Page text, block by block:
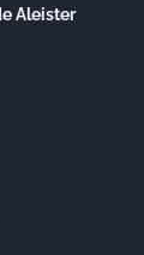
Aleister